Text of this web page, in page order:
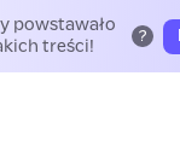
powstawało
treści!
?